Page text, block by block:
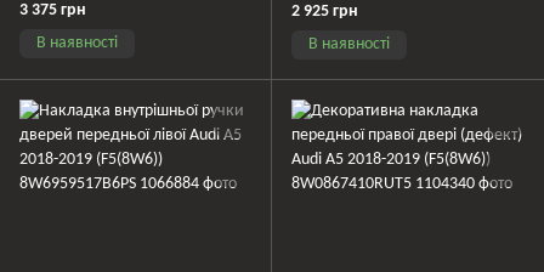
3 375 грн
В наявності
2 925 грн
В наявності